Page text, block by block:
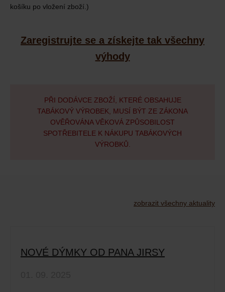
košíku po vložení zboží.)
Zaregistrujte se a získejte tak všechny
výhody
PŘI DODÁVCE ZBOŽÍ, KTERÉ OBSAHUJE
TABÁKOVÝ VÝROBEK, MUSÍ BÝT ZE ZÁKONA
OVĚŘOVÁNA VĚKOVÁ ZPŮSOBILOST
SPOTŘEBITELE K NÁKUPU TABÁKOVÝCH
VÝROBKŮ.
zobrazit všechny aktuality
NOVÉ DÝMKY OD PANA JIRSY